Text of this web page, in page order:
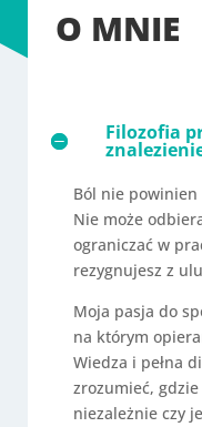
O MNIE
Filozofia
Ból nie powinien
Nie może
ograniczać w
rezygnujesz z
Moja pasja do
na którym
Wiedza i pełna
zrozumieć,
niezależnie czy